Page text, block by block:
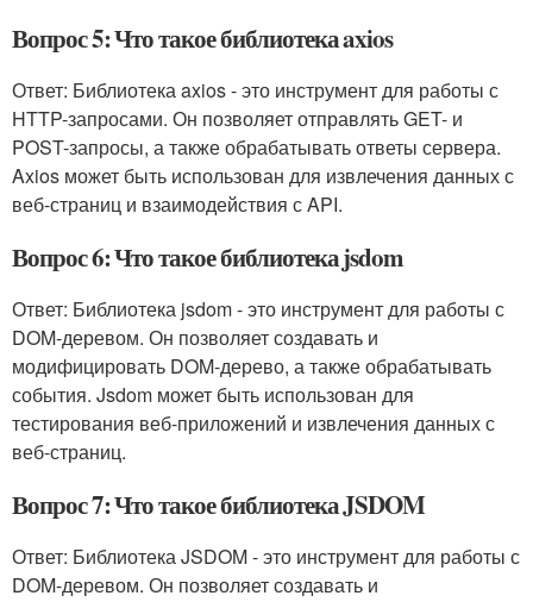
Вопрос 5: Что такое библиотека axios
Ответ: Библиотека axios - это инструмент для работы с
HTTP-запросами. Он позволяет отправлять GET- и
POST-запросы, а также обрабатывать ответы сервера.
Axios может быть использован для извлечения данных с
веб-страниц и взаимодействия с API.
Вопрос 6: Что такое библиотека jsdom
Ответ: Библиотека jsdom - это инструмент для работы с
DOM-деревом. Он позволяет создавать и
модифицировать DOM-дерево, а также обрабатывать
события. Jsdom может быть использован для
тестирования веб-приложений и извлечения данных с
веб-страниц.
Вопрос 7: Что такое библиотека JSDOM
Ответ: Библиотека JSDOM - это инструмент для работы с
DOM-деревом. Он позволяет создавать и